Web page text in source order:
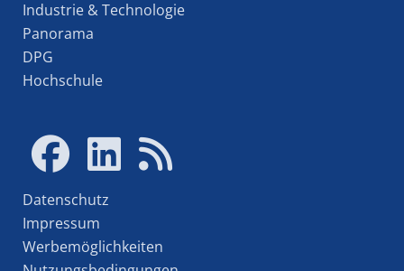
Industrie & Technologie
Panorama
DPG
Hochschule
Datenschutz
Impressum
Werbemöglichkeiten